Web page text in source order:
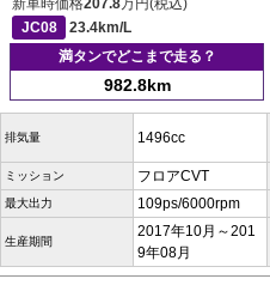
新車時価格207.8万円(税込)
JC08
23.4km/L
満タンでどこまで走る？
982.8km
排気量 1496cc
ミッション フロアCVT
最大出力 109ps/6000rpm
生産期間
2017年10月～201
9年08月